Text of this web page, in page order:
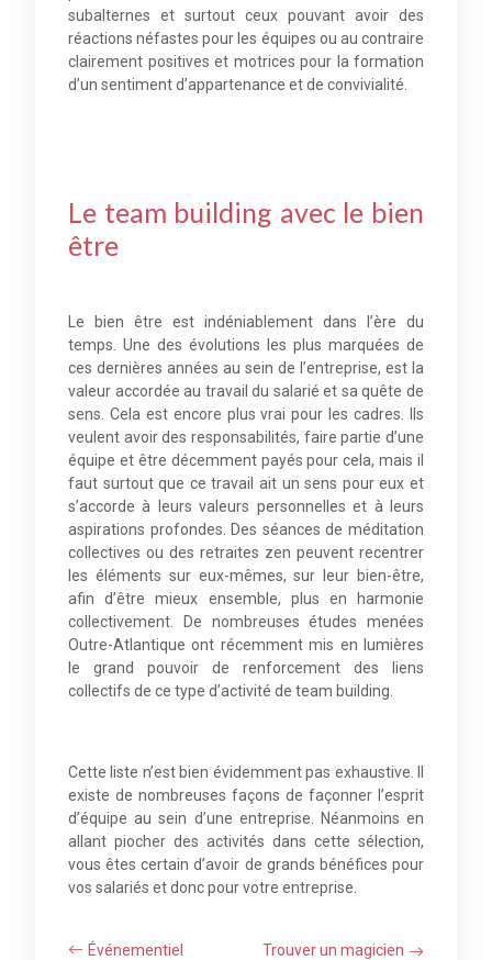
subalternes et surtout ceux pouvant avoir des
réactions néfastes pour les équipes ou au contraire
clairement positives et motrices pour la formation
d’un sentiment d’appartenance et de convivialité.
Le team building avec le bien
être
Le bien être est indéniablement dans l’ère du
temps. Une des évolutions les plus marquées de
ces dernières années au sein de l’entreprise, est la
valeur accordée au travail du salarié et sa quête de
sens. Cela est encore plus vrai pour les cadres. Ils
veulent avoir des responsabilités, faire partie d’une
équipe et être décemment payés pour cela, mais il
faut surtout que ce travail ait un sens pour eux et
s’accorde à leurs valeurs personnelles et à leurs
aspirations profondes. Des séances de méditation
collectives ou des retraites zen peuvent recentrer
les éléments sur eux-mêmes, sur leur bien-être,
afin d’être mieux ensemble, plus en harmonie
collectivement. De nombreuses études menées
Outre-Atlantique ont récemment mis en lumières
le grand pouvoir de renforcement des liens
collectifs de ce type d’activité de team building.
Cette liste n’est bien évidemment pas exhaustive. Il
existe de nombreuses façons de façonner l’esprit
d’équipe au sein d’une entreprise. Néanmoins en
allant piocher des activités dans cette sélection,
vous êtes certain d’avoir de grands bénéfices pour
vos salariés et donc pour votre entreprise.
Événementiel
Trouver un magicien